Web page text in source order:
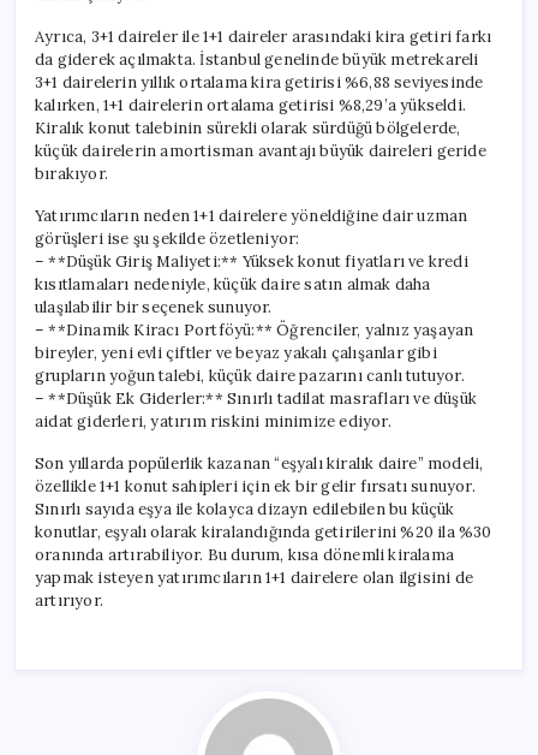
Ayrıca, 3+1 daireler ile 1+1 daireler arasındaki kira getiri farkı
da giderek açılmakta. İstanbul genelinde büyük metrekareli
3+1 dairelerin yıllık ortalama kira getirisi %6,88 seviyesinde
kalırken, 1+1 dairelerin ortalama getirisi %8,29’a yükseldi.
Kiralık konut talebinin sürekli olarak sürdüğü bölgelerde,
küçük dairelerin amortisman avantajı büyük daireleri geride
bırakıyor.
Yatırımcıların neden 1+1 dairelere yöneldiğine dair uzman
görüşleri ise şu şekilde özetleniyor:
– **Düşük Giriş Maliyeti:** Yüksek konut fiyatları ve kredi
kısıtlamaları nedeniyle, küçük daire satın almak daha
ulaşılabilir bir seçenek sunuyor.
– **Dinamik Kiracı Portföyü:** Öğrenciler, yalnız yaşayan
bireyler, yeni evli çiftler ve beyaz yakalı çalışanlar gibi
grupların yoğun talebi, küçük daire pazarını canlı tutuyor.
– **Düşük Ek Giderler:** Sınırlı tadilat masrafları ve düşük
aidat giderleri, yatırım riskini minimize ediyor.
Son yıllarda popülerlik kazanan “eşyalı kiralık daire” modeli,
özellikle 1+1 konut sahipleri için ek bir gelir fırsatı sunuyor.
Sınırlı sayıda eşya ile kolayca dizayn edilebilen bu küçük
konutlar, eşyalı olarak kiralandığında getirilerini %20 ila %30
oranında artırabiliyor. Bu durum, kısa dönemli kiralama
yapmak isteyen yatırımcıların 1+1 dairelere olan ilgisini de
artırıyor.